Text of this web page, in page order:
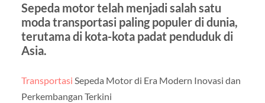
Sepeda motor telah menjadi salah satu
moda transportasi paling populer di dunia,
terutama di kota-kota padat penduduk di
Asia.
Transportasi Sepeda Motor di Era Modern Inovasi dan
Perkembangan Terkini